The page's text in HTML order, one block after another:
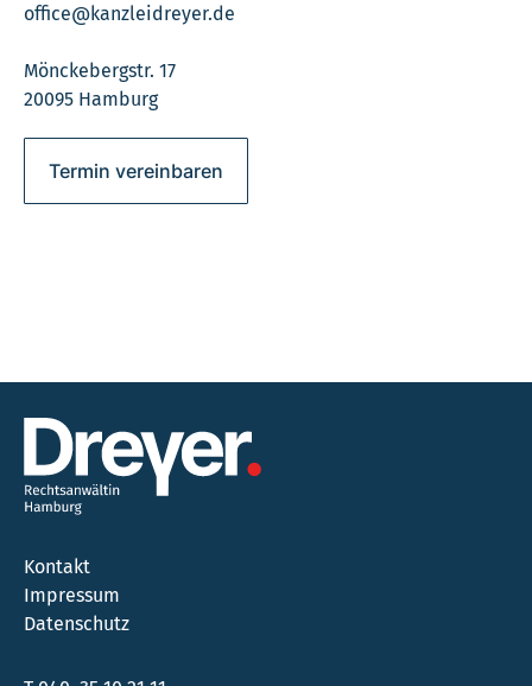
office@kanzleidreyer.de
Mönckebergstr. 17
20095 Hamburg
Termin vereinbaren
Kontakt
Impressum
Datenschutz